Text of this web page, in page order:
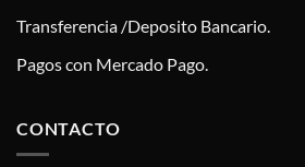
Transferencia /Deposito Bancario.
Pagos con Mercado Pago.
CONTACTO